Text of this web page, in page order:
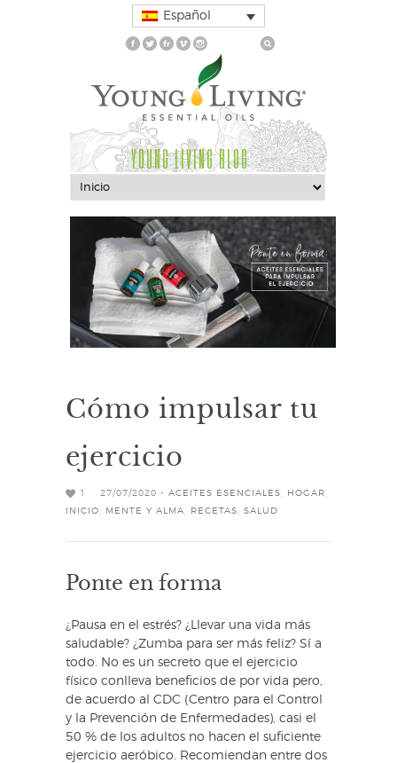
Español
YOUNG LIVING BLOG
Cómo impulsar tu
ejercicio
1 27/07/2020 - ACEITES ESENCIALES HOGAR
INICIO
MENTE Y ALMA RECETAS SALUD
Ponte en forma
¿Pausa en el estrés? ¿Llevar una vida más
saludable? ¿Zumba para ser más feliz? Sí a
todo. No es un secreto que el ejercicio
físico conlleva beneficios de por vida pero,
de acuerdo al CDC (Centro para el Control
y la Prevención de Enfermedades), casi el
50 % de los adultos no hacen el suficiente
ejercicio aeróbico. Recomiendan entre dos